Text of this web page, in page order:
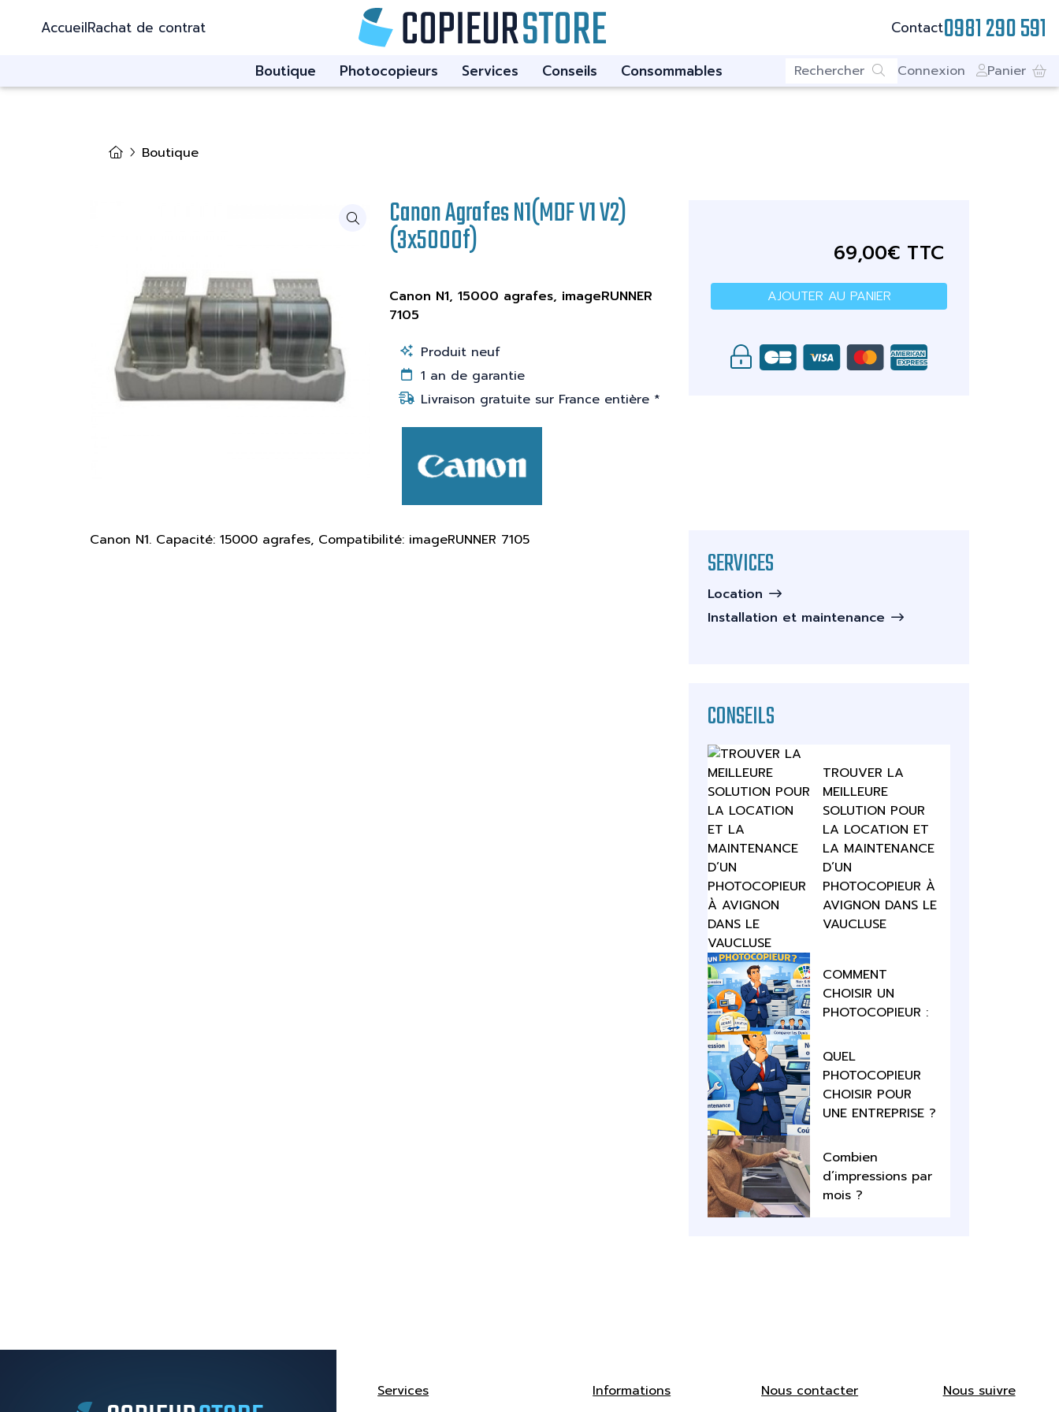
AccueilRachat de contrat
Boutique Photocopieurs Services Conseils Consommables
Contact0981 290 591
Connexion Panier
Boutique
Canon Agrafes N1(MDF V1 V2)
(3x5000f)
Canon N1, 15000 agrafes, imageRUNNER
7105
Produit neuf
1 an de garantie
Livraison gratuite sur France entière *
69,00€ TTC
AJOUTER AU PANIER
Canon N1. Capacité: 15000 agrafes, Compatibilité: imageRUNNER 7105
SERVICES
Location
Installation et maintenance
CONSEILS
TROUVER LA
MEILLEURE
SOLUTION POUR
LA LOCATION ET
LA MAINTENANCE
D’UN
PHOTOCOPIEUR À
AVIGNON DANS LE
VAUCLUSE
COMMENT
CHOISIR UN
PHOTOCOPIEUR :
QUEL
PHOTOCOPIEUR
CHOISIR POUR
UNE ENTREPRISE ?
Combien
d’impressions par
mois ?
Services Informations Nous contacter Nous suivre